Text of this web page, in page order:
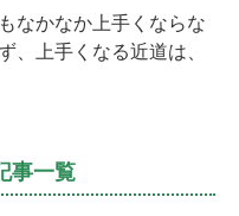
なかなか上手くならな
、上手くなる近道は、
事一覧